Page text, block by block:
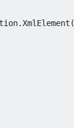
.XmlElement (